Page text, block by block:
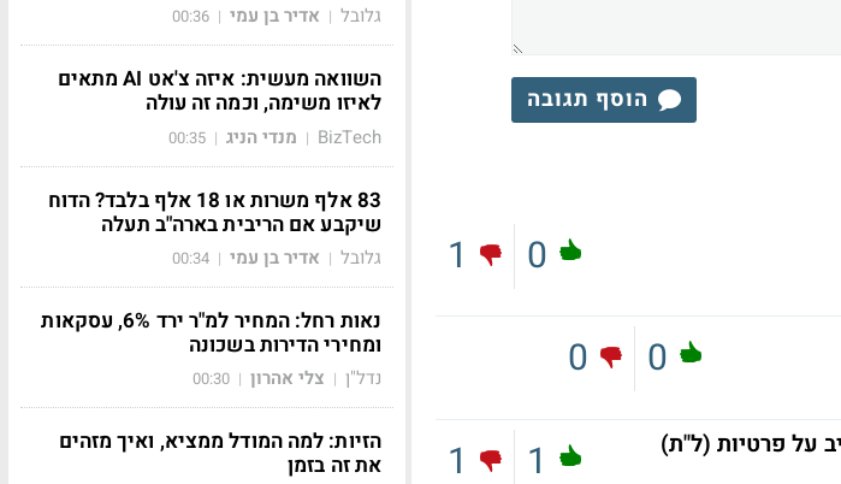
הוסף תגובה
0
1
0
0
1
1
גלובל | אדיר בן עמי |
00:36
השוואה מעשית: איזה צ'אט AI מתאים
לאיזו משימה, וכמה זה עולה
BizTech
| מנדי הניג |
00:35
83 אלף משרות או 18 אלף בלבד? הדוח
שיקבע אם הריבית בארה"ב תעלה
גלובל | אדיר בן עמי |
00:34
נאות רחל: המחיר למ"ר ירד 6%, עסקאות
ומחירי הדירות בשכונה
נדל"ן | צלי אהרון |
00:30
הזיות: למה המודל ממציא, ואיך מזהים
את זה בזמן